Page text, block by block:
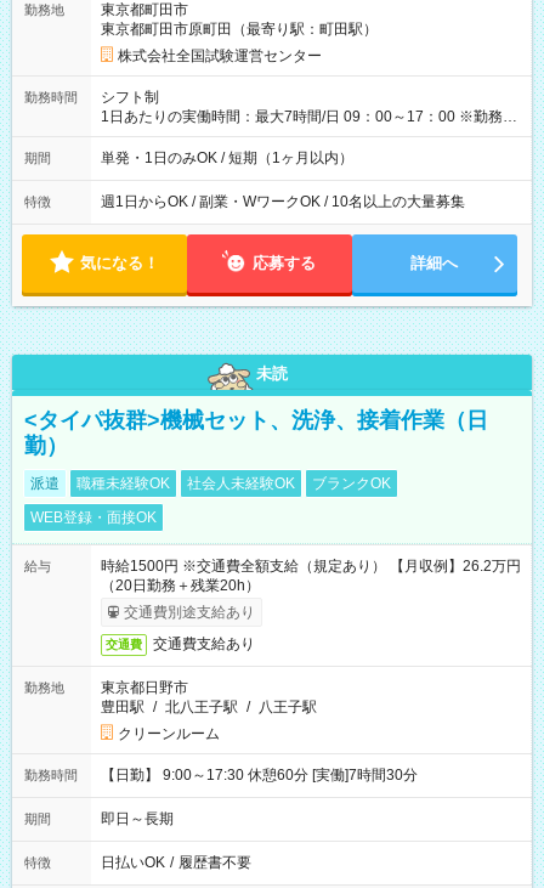
例】 ・河合塾模擬試験 8:30～17:30（休憩1時間） 時給1,300円
×8時間＝日収10,400円＋交通費 ※当日の役割により時給＋100
円の場合あり ・国家試験 7:00～13:30（休憩なし） 時給1,300
円（役割手当＋100円）×6時間＝日収8,400円＋交通費 【試用期
間】試用期間なし
勤務地
東京都町田市
東京都町田市原町田（最寄り駅：町田駅）
株式会社全国試験運営センター
勤務時間
シフト制
1日あたりの実働時間：最大7時間/日 09：00～17：00 ※勤務時
間は 試験により異なります。
期間 単発・1日のみOK / 短期（1ヶ月以内）
特徴 週1日からOK / 副業・WワークOK / 10名以上の大量募集
気になる！ 応募する 詳細へ
未読
<タイパ抜群>機械セット、洗浄、接着作業（日
勤）
派遣 職種未経験OK 社会人未経験OK
ブランクOK
WEB登録・面接OK
給与
時給1500円 ※交通費全額支給（規定あり） 【月収例】26.2万円
（20日勤務＋残業20h）
交通費別途支給あり
交通費 交通費支給あり
勤務地
東京都日野市
豊田駅 / 北八王子駅 / 八王子駅
クリーンルーム
勤務時間 【日勤】 9:00～17:30 休憩60分 [実働]7時間30分
期間 即日～長期
特徴 日払いOK / 履歴書不要